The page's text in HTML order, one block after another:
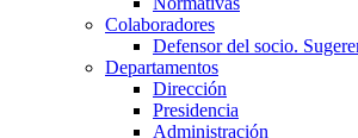
Colaboradores
Defensor del socio.
Departamentos
Dirección
Presidencia
Administración